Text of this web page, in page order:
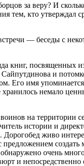
за веру? И
тем, кто утверждал
— беседы с
книг, посвященных
и
Его имя
немало
на территории
истории и
живо
очень
и непосредственно